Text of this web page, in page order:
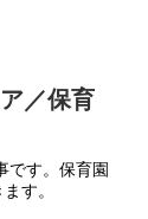
／保育
です。保育園
す。